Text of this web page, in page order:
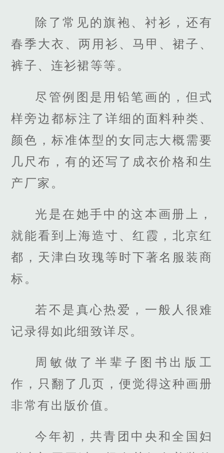
除了常见的旗袍、衬衫，还有
春季大衣、两用衫、马甲、裙子、
裤子、连衫裙等等。
尽管例图是用铅笔画的，但式
样旁边都标注了详细的面料种类、
颜色，标准体型的女同志大概需要
几尺布，有的还写了成衣价格和生
产厂家。
光是在她手中的这本画册上，
就能看到上海造寸、红霞，北京红
都，天津白玫瑰等时下著名服装商
标。
若不是真心热爱，一般人很难
记录得如此细致详尽。
周敏做了半辈子图书出版工
作，只翻了几页，便觉得这种画册
非常有出版价值。
今年初，共青团中央和全国妇